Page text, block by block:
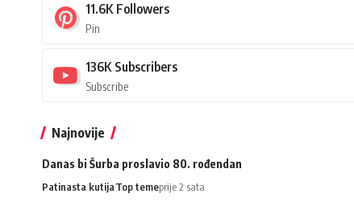
11.6K Followers
Pin
136K Subscribers
Subscribe
Najnovije
Danas bi Šurba proslavio 80. rođendan
Patinasta kutijaTop temeprije 2 sata